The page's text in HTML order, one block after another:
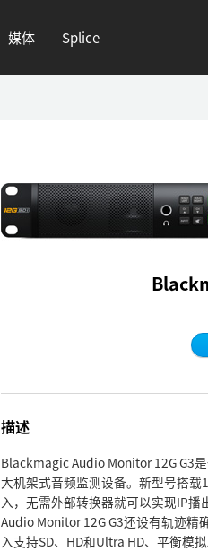
媒体 Splice
描述
Blackmagic Audio Monitor 12G G3
大机架式音频监测设备。新型号搭载
入，无需外部转换器就可以实现IP
Audio Monitor 12G G3还设有轨迹精
入支持SD、HD和Ultra HD、平衡模